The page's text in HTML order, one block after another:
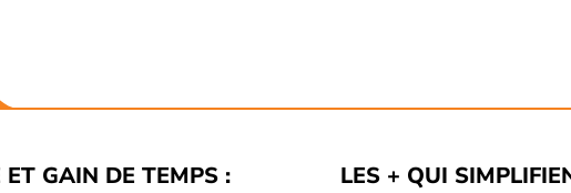
ET GAIN DE TEMPS : LES + QUI